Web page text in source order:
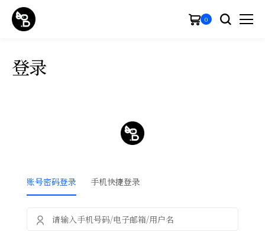
0
登录
账号密码登录 手机快捷登录